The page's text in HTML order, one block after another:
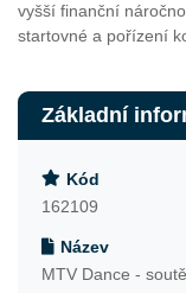
vyšší finanční
startovné a pořízení
Základní
Kód
162109
Název
MTV Dance -